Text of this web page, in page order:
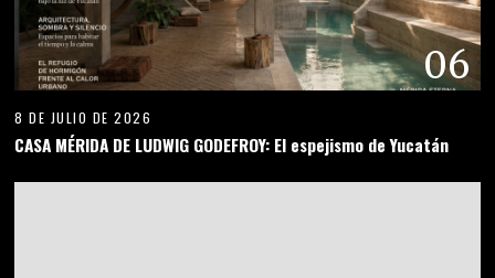
06
8 DE JULIO DE 2026
CASA MÉRIDA DE LUDWIG GODEFROY: El espejismo de Yucatán